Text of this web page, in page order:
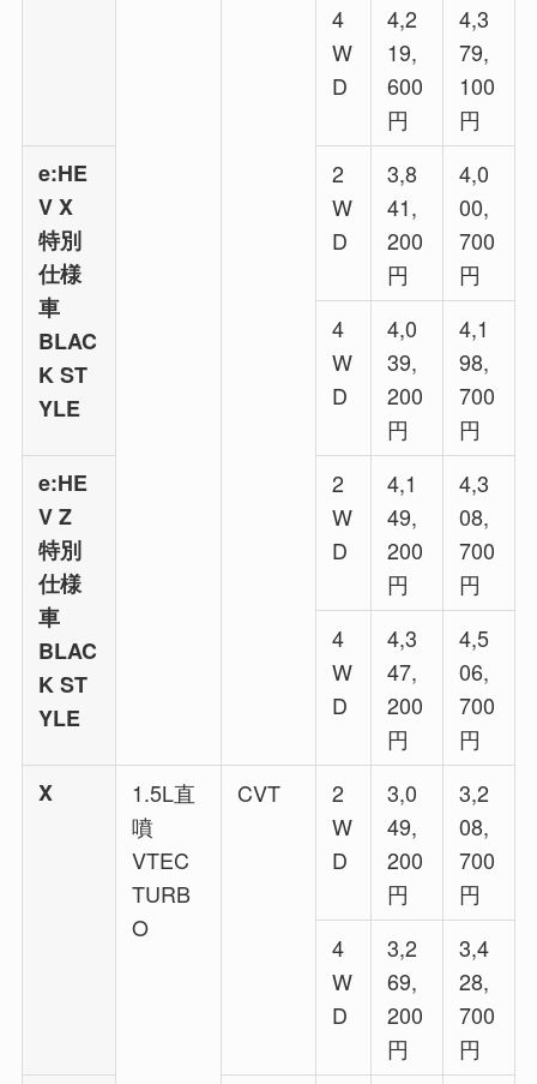
4
W
D
4,2
19,
600
円
4,3
79,
100
円
e:HE
V X
特別
仕様
車
BLAC
K ST
YLE
2
W
D
3,8
41,
200
円
4,0
00,
700
円
4
W
D
4,0
39,
200
円
4,1
98,
700
円
e:HE
V Z
特別
仕様
車
BLAC
K ST
YLE
2
W
D
4,1
49,
200
円
4,3
08,
700
円
4
W
D
4,3
47,
200
円
4,5
06,
700
円
X
1.5L直
噴
VTEC
TURB
O
CVT
2
W
D
3,0
49,
200
円
3,2
08,
700
円
4
W
D
3,2
69,
200
円
3,4
28,
700
円